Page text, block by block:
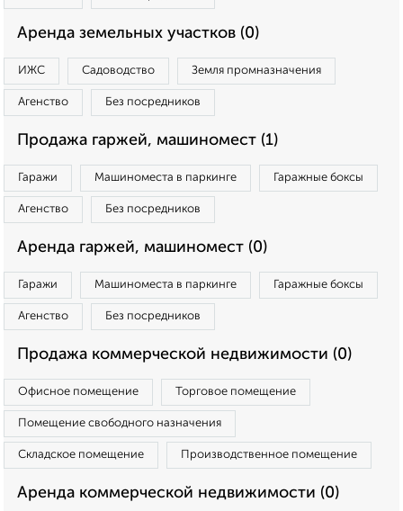
Аренда земельных участков (0)
ИЖС Садоводство Земля промназначения
Агенство Без посредников
Продажа гаржей, машиномест (1)
Гаражи Машиноместа в паркинге Гаражные боксы
Агенство Без посредников
Аренда гаржей, машиномест (0)
Гаражи Машиноместа в паркинге Гаражные боксы
Агенство Без посредников
Продажа коммерческой недвижимости (0)
Офисное помещение Торговое помещение
Помещение свободного назначения
Складское помещение Производственное помещение
Аренда коммерческой недвижимости (0)